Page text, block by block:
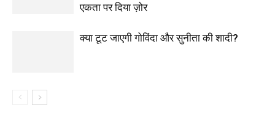
एकता पर दिया ज़ोर
क्या टूट जाएगी गोविंदा और सुनीता की शादी?